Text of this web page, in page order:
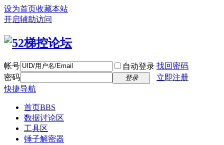
设为首页收藏本站
开启辅助访问
帐号 自动登录 找回密码
密码
登录
立即注册
快捷导航
首页BBS
数据讨论区
工具区
锤子解密器